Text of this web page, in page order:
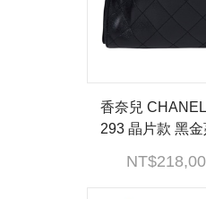
香奈兒
293 晶片款 黑